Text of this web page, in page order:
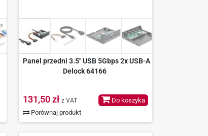
Panel przedni 3.5" USB 5Gbps 2x USB-A
Delock 64166
131,50 zł z VAT
Porównaj produkt
Do koszyka